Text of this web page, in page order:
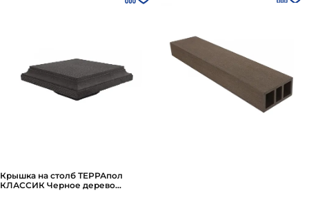
Крышка на столб ТЕРРАпол
КЛАССИК Черное дерево